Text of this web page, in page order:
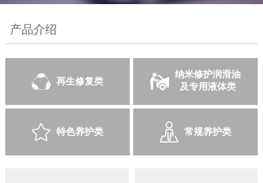
产品介绍
再生修复类
纳米修护润滑油
及专用液体类
特色养护类 常规养护类